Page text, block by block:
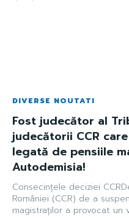
DIVERSE NOUTATI
Fost judecător al
judecătorii CCR
legată de pensiile
Autodemisia!
Consecințele deciziei
României (CCR) de a
magistraților a provocat un